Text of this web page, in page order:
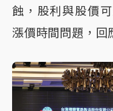
蝕，股利與股價
漲價時間問題，回